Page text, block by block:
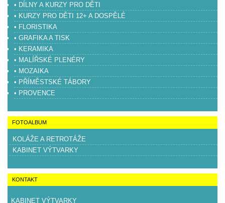
• DÍLNY A KURZY PRO DĚTI
• KURZY PRO DĚTI 12+ A DOSPĚLÉ
• FLORISTIKA
• GRAFIKA A TISK
• KERAMIKA
• MALÍŘSKÉ PLENÉRY
• MOZAIKA
• PŘÍMĚSTSKÉ TÁBORY
• PROVENCE
FOTOALBUM
KOLÁŽE A RETROTÁŽE
KABINET VÝTVARKY
KONTAKT
KABINET VÝTVARKY